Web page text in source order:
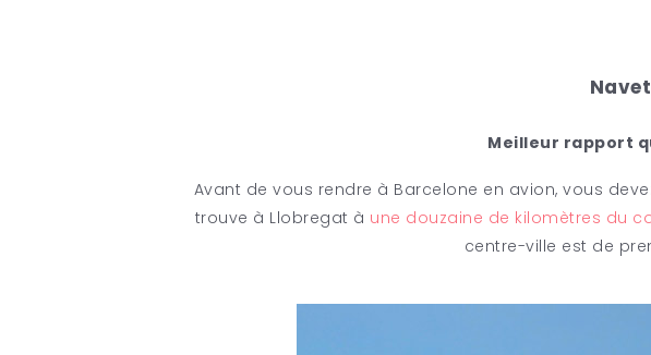
Meilleur rapport
Avant de vous rendre à Barcelone en avion, vous
trouve à Llobregat à une douzaine de kilomètres du
centre-ville est de